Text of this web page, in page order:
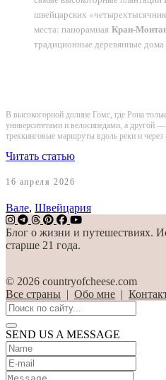
швейцарских
места: панорамная Кран-
традиционные деревянные дома
В высокогорной долине Гомс, где Рона
университетами и велосипедами, а другой
треккинговые маршруты вдоль реки и через
Читать статью
16 апреля 2026
Вале, Швейцария
Блог о жизни и путешествиях.
старше 21 года.
© 2026 countryofcheese.com
Все страны | Обо мне |
SEND US A MESSAGE